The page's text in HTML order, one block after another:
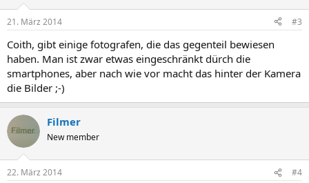
21. März 2014 #3
Coith, gibt einige fotografen, die das gegenteil bewiesen
haben. Man ist zwar etwas eingeschränkt dürch die
smartphones, aber nach wie vor macht das hinter der Kamera
die Bilder ;-)
Filmer
New member
22. März 2014 #4